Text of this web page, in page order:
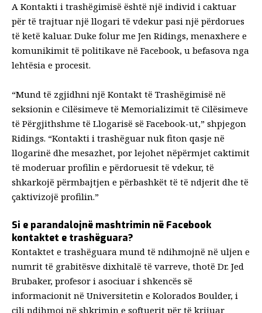
A Kontakti i trashëgimisë është një individ i caktuar
për të trajtuar një llogari të vdekur pasi një përdorues
të ketë kaluar. Duke folur me Jen Ridings, menaxhere e
komunikimit të politikave në Facebook, u befasova nga
lehtësia e procesit.
“Mund të zgjidhni një Kontakt të Trashëgimisë në
seksionin e Cilësimeve të Memorializimit të Cilësimeve
të Përgjithshme të Llogarisë së Facebook-ut,” shpjegon
Ridings. “Kontakti i trashëguar nuk fiton qasje në
llogarinë dhe mesazhet, por lejohet nëpërmjet caktimit
të moderuar profilin e përdoruesit të vdekur, të
shkarkojë përmbajtjen e përbashkët të të ndjerit dhe të
çaktivizojë profilin.”
Si e parandalojnë mashtrimin në Facebook
kontaktet e trashëguara?
Kontaktet e trashëguara mund të ndihmojnë në uljen e
numrit të grabitësve dixhitalë të varreve, thotë Dr. Jed
Brubaker, profesor i asociuar i shkencës së
informacionit në Universitetin e Kolorados Boulder, i
cili ndihmoi në shkrimin e softuerit për të krijuar